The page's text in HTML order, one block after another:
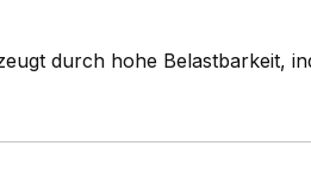
durch hohe Belastbarkeit,